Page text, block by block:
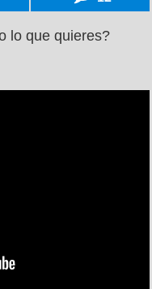
lo que quieres?